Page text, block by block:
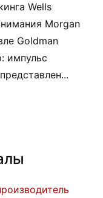
Wells
Morgan
Goldman
импульс